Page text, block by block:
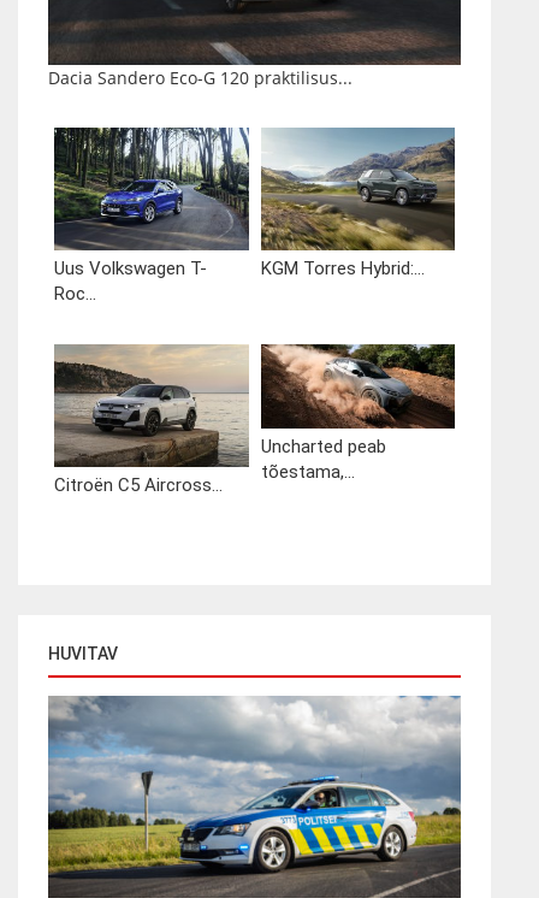
Dacia Sandero Eco-G 120 praktilisus...
Uus Volkswagen T-
Roc...
KGM Torres Hybrid:...
Citroën C5 Aircross...
Uncharted peab
tõestama,...
HUVITAV